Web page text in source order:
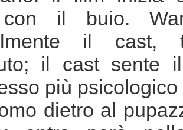
con il buio.
il cast,
il cast sente
più
dietro al